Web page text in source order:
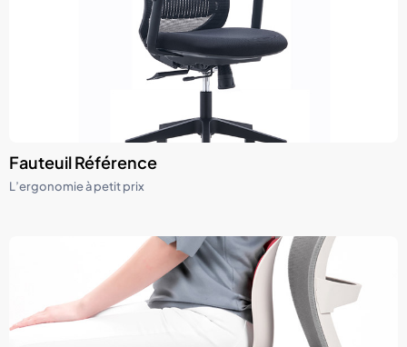
Fauteuil Référence
L’ergonomie à petit prix